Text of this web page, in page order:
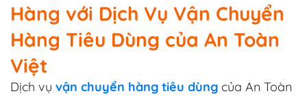
Hàng với Dịch Vụ Vận Chuyển
Hàng Tiêu Dùng của An Toàn
Việt
Dịch vụ vận chuyển hàng tiêu dùng của An Toàn